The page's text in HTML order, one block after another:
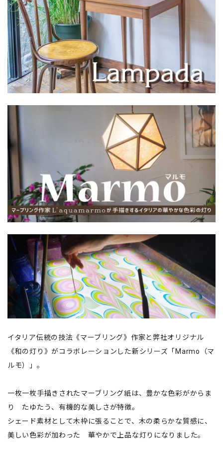
イタリア伝統の技法《マーブリング》作家と弊社オリジナル
《和の灯り》がコラボレーションした新シリーズ「Marmo（マ
ルモ）」。
一枚一枚手描きされたマーブリング紙は、豊かな色彩がからま
り たゆたう、有機的な美しさが特徴。
シェード素材として木枠に張ることで、木の柔らかな質感に、
美しい色彩が加わった 華やかで上品な灯りになりました。